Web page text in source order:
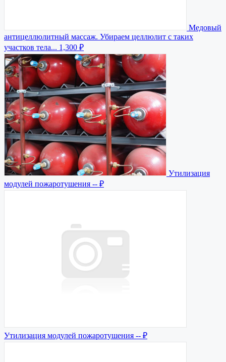
Медовый
антицеллюлитный массаж. Убираем целлюлит с таких
участков тела... 1,300 ₽
Утилизация
модулей пожаротушения -- ₽
Утилизация модулей пожаротушения -- ₽